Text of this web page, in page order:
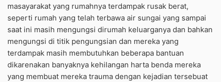
masayarakat yang rumahnya terdampak rusak berat,
seperti rumah yang telah terbawa air sungai yang sampai
saat ini masih mengungsi dirumah keluarganya dan bahkan
mengungsi di titik pengungsian dan mereka yang
terdampak masih membutuhkan beberapa bantuan
dikarenakan banyaknya kehilangan harta benda mereka
yang membuat mereka trauma dengan kejadian tersebuat